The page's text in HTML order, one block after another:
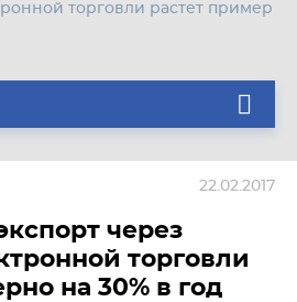
торговли растет пример
через
торговли
на 30% в год
22.02.2017